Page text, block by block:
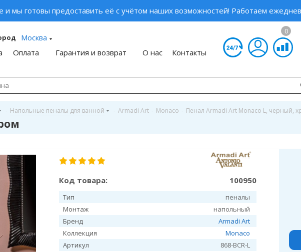
и мы готовы предоставить её с учётом наших возможностей! Работаем
Москва
Оплата Гарантия и возврат О нас Контакты
0
- Напольные пеналы для ванной - Armadi Art - Monaco - Пенал Armadi Art Monaco L, черный,
Код товара: 100950
Тип
пеналы
Монтаж
напольный
Бренд
Armadi Art
Коллекция
Monaco
Артикул
868-BCR-L